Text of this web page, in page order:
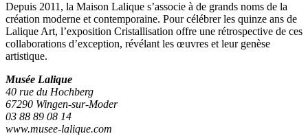
Depuis 2011, la Maison Lalique s’associe à de grands noms de la
création moderne et contemporaine. Pour célébrer les quinze ans de
Lalique Art, l’exposition Cristallisation offre une rétrospective de ces
collaborations d’exception, révélant les œuvres et leur genèse
artistique.
Musée Lalique
40 rue du Hochberg
67290 Wingen-sur-Moder
03 88 89 08 14
www.musee-lalique.com